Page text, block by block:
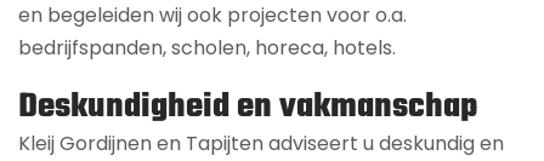
en begeleiden wij ook projecten voor o.a.
bedrijfspanden, scholen, horeca, hotels.
Deskundigheid en vakmanschap
Kleij Gordijnen en Tapijten adviseert u deskundig en